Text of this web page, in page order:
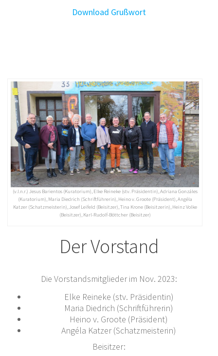
Download Grußwort
(v.l.n.r.) Jesus Barientos (Kuratorium), Elke Reineke (stv. Präsidentin), Adriana Gonzáles
(Kuratorium), Maria Diedrich (Schriftführerin), Heino v. Groote (Präsident), Angéla
Katzer (Schatzmeisterin), Josef Leifeld (Beisitzer), Tina Krone (Beisitzerin), Heinz Volke
(Beisitzer), Karl-Rudolf-Böttcher (Beisitzer)
Der Vorstand
Die Vorstandsmitglieder im Nov. 2023:
Elke Reineke (stv. Präsidentin)
Maria Diedrich (Schriftführerin)
Heino v. Groote (Präsident)
Angéla Katzer (Schatzmeisterin)
Beisitzer: